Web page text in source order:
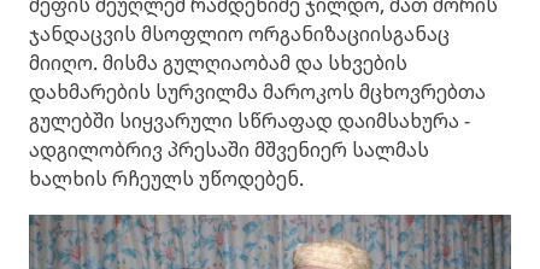
ჯანდაცვის მსოფლიო ორგანიზაციისგანაც
მიიღო. მისმა გულღიაობამ და სხვების
დახმარების სურვილმა მაროკოს მცხოვრებთა
გულებში სიყვარული სწრაფად დაიმსახურა -
ადგილობრივ პრესაში მშვენიერ სალმას
ხალხის რჩეულს უწოდებენ.